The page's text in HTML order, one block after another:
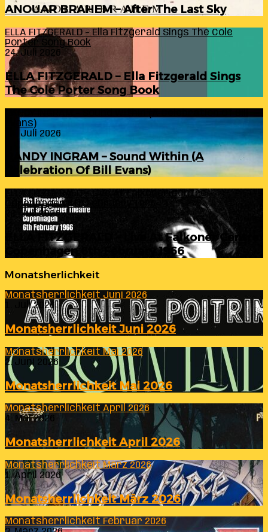
ANOUAR BRAHEM – After The Last Sky
ELLA FITZGERALD – Ella Fitzgerald Sings The Cole
Porter Song Book
24. Juli 2026
ELLA FITZGERALD – Ella Fitzgerald Sings
The Cole Porter Song Book
Evans)
24. Juli 2026
RANDY INGRAM – Sound Within (A
Celebration Of Bill Evans)
ELLA FITZGERALD – Live At Falkoner Centre
Copenhagen 6th February 1966
23. Juli 2026
ELLA FITZGERALD – Live At Falkoner Centre
Copenhagen 6th February 1966
Monatsherlichkeit
Monatsherrlichkeit Juni 2026
1. Juli 2026
Monatsherrlichkeit Juni 2026
Monatsherrlichkeit Mai 2026
2. Juni 2026
Monatsherrlichkeit Mai 2026
Monatsherrlichkeit April 2026
4. Mai 2026
Monatsherrlichkeit April 2026
Monatsherrlichkeit März 2026
1. April 2026
Monatsherrlichkeit März 2026
Monatsherrlichkeit Februar 2026